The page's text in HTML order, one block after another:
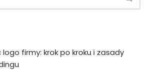
firmy: krok po kroku i zasady